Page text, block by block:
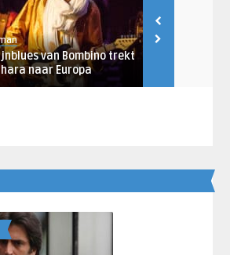
van Bombino trekt
naar Europa